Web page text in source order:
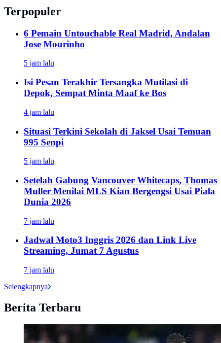
Terpopuler
6 Pemain Untouchable Real Madrid, Andalan
Jose Mourinho
5 jam lalu
Isi Pesan Terakhir Tersangka Mutilasi di
Depok, Sempat Minta Maaf ke Bos
4 jam lalu
Situasi Terkini Sekolah di Jaksel Usai Temuan
995 Senpi
5 jam lalu
Setelah Gabung Vancouver Whitecaps, Thomas
Muller Menilai MLS Kian Bergengsi Usai Piala
Dunia 2026
7 jam lalu
Jadwal Moto3 Inggris 2026 dan Link Live
Streaming, Jumat 7 Agustus
7 jam lalu
Selengkapnya
Berita Terbaru